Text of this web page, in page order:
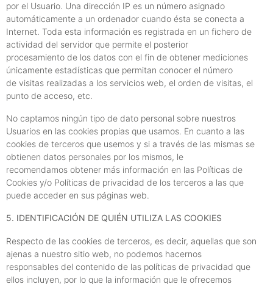
por el Usuario. Una dirección IP es un número asignado
automáticamente a un ordenador cuando ésta se conecta a
Internet. Toda esta información es registrada en un fichero de
actividad del servidor que permite el posterior
procesamiento de los datos con el fin de obtener mediciones
únicamente estadísticas que permitan conocer el número
de visitas realizadas a los servicios web, el orden de visitas, el
punto de acceso, etc.
No captamos ningún tipo de dato personal sobre nuestros
Usuarios en las cookies propias que usamos. En cuanto a las
cookies de terceros que usemos y si a través de las mismas se
obtienen datos personales por los mismos, le
recomendamos obtener más información en las Políticas de
Cookies y/o Políticas de privacidad de los terceros a las que
puede acceder en sus páginas web.
5. IDENTIFICACIÓN DE QUIÉN UTILIZA LAS COOKIES
Respecto de las cookies de terceros, es decir, aquellas que son
ajenas a nuestro sitio web, no podemos hacernos
responsables del contenido de las políticas de privacidad que
ellos incluyen, por lo que la información que le ofrecemos